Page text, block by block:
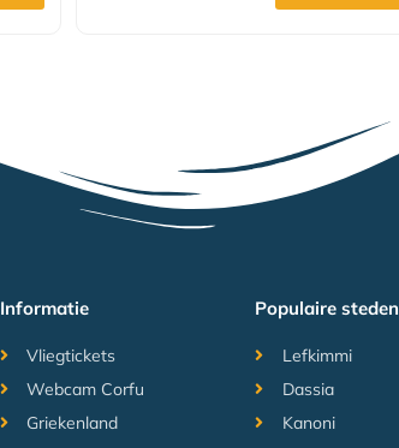
Informatie
Vliegtickets
Webcam Corfu
Griekenland
Populaire steden
Lefkimmi
Dassia
Kanoni